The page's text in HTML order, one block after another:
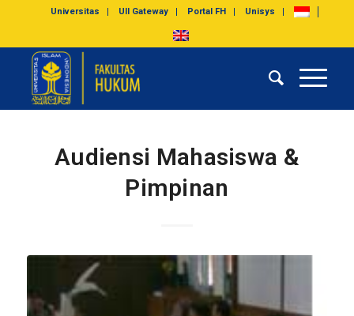
Universitas UII Gateway Portal FH Unisys
Audiensi Mahasiswa &
Pimpinan